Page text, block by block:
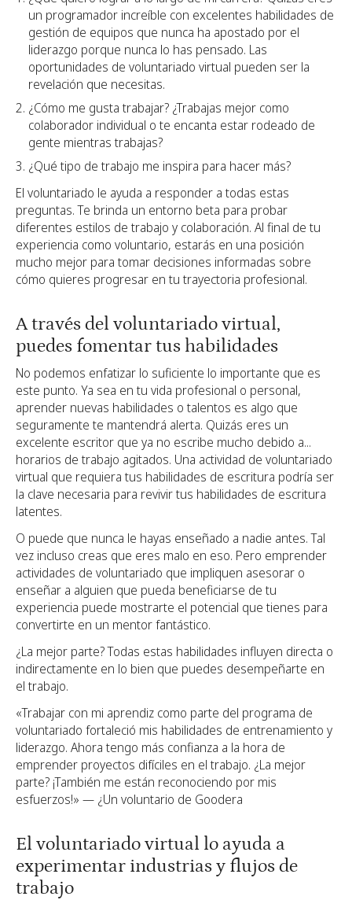
un programador increíble con excelentes habilidades de
gestión de equipos que nunca ha apostado por el
liderazgo porque nunca lo has pensado. Las
oportunidades de voluntariado virtual pueden ser la
revelación que necesitas.
¿Cómo me gusta trabajar? ¿Trabajas mejor como
colaborador individual o te encanta estar rodeado de
gente mientras trabajas?
¿Qué tipo de trabajo me inspira para hacer más?
El voluntariado le ayuda a responder a todas estas
preguntas. Te brinda un entorno beta para probar
diferentes estilos de trabajo y colaboración. Al final de tu
experiencia como voluntario, estarás en una posición
mucho mejor para tomar decisiones informadas sobre
cómo quieres progresar en tu trayectoria profesional.
A través del voluntariado virtual,
puedes fomentar tus habilidades
No podemos enfatizar lo suficiente lo importante que es
este punto. Ya sea en tu vida profesional o personal,
aprender nuevas habilidades o talentos es algo que
seguramente te mantendrá alerta. Quizás eres un
excelente escritor que ya no escribe mucho debido a...
horarios de trabajo agitados. Una actividad de voluntariado
virtual que requiera tus habilidades de escritura podría ser
la clave necesaria para revivir tus habilidades de escritura
latentes.
O puede que nunca le hayas enseñado a nadie antes. Tal
vez incluso creas que eres malo en eso. Pero emprender
actividades de voluntariado que impliquen asesorar o
enseñar a alguien que pueda beneficiarse de tu
experiencia puede mostrarte el potencial que tienes para
convertirte en un mentor fantástico.
¿La mejor parte? Todas estas habilidades influyen directa o
indirectamente en lo bien que puedes desempeñarte en
el trabajo.
«Trabajar con mi aprendiz como parte del programa de
voluntariado fortaleció mis habilidades de entrenamiento y
liderazgo. Ahora tengo más confianza a la hora de
emprender proyectos difíciles en el trabajo. ¿La mejor
parte? ¡También me están reconociendo por mis
esfuerzos!» — ¿Un voluntario de Goodera
El voluntariado virtual lo ayuda a
experimentar industrias y flujos de
trabajo